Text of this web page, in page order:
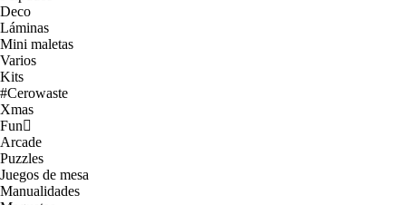
Deco
Láminas
Mini maletas
Varios
Kits
#Cerowaste
Xmas
Fun
Arcade
Puzzles
Juegos de mesa
Manualidades